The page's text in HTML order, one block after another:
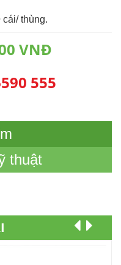
cái/ thùng.
VNĐ
555
thuật